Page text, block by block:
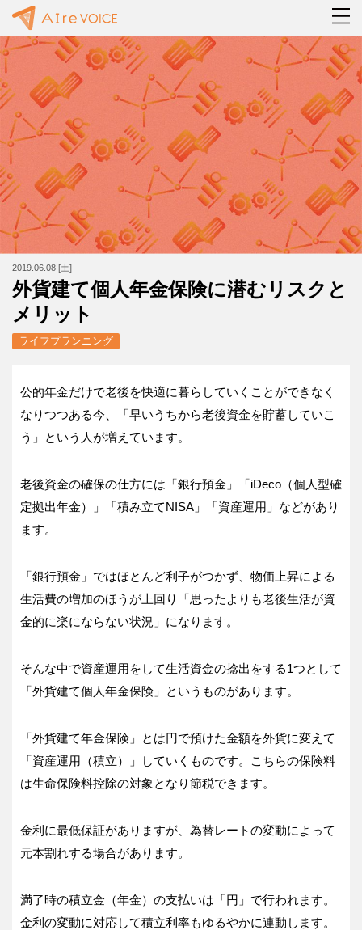
2019.06.08 [土]
外貨建て個人年金保険に潜むリスクと
メリット
ライフプランニング
公的年金だけで老後を快適に暮らしていくことができなく
なりつつある今、「早いうちから老後資金を貯蓄していこ
う」という人が増えています。
老後資金の確保の仕方には「銀行預金」「iDeco（個人型確
定拠出年金）」「積み立てNISA」「資産運用」などがあり
ます。
「銀行預金」ではほとんど利子がつかず、物価上昇による
生活費の増加のほうが上回り「思ったよりも老後生活が資
金的に楽にならない状況」になります。
そんな中で資産運用をして生活資金の捻出をする1つとして
「外貨建て個人年金保険」というものがあります。
「外貨建て年金保険」とは円で預けた金額を外貨に変えて
「資産運用（積立）」していくものです。こちらの保険料
は生命保険料控除の対象となり節税できます。
金利に最低保証がありますが、為替レートの変動によって
元本割れする場合があります。
満了時の積立金（年金）の支払いは「円」で行われます。
金利の変動に対応して積立利率もゆるやかに連動します。